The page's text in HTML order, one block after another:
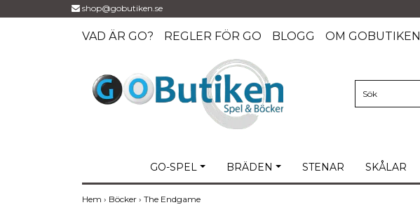
shop@gobutiken.se
VAD ÄR GO? REGLER FÖR GO BLOGG OM GOBUTIKEN
GO-SPEL BRÄDEN STENAR SKÅLAR
Hem › Böcker › The Endgame